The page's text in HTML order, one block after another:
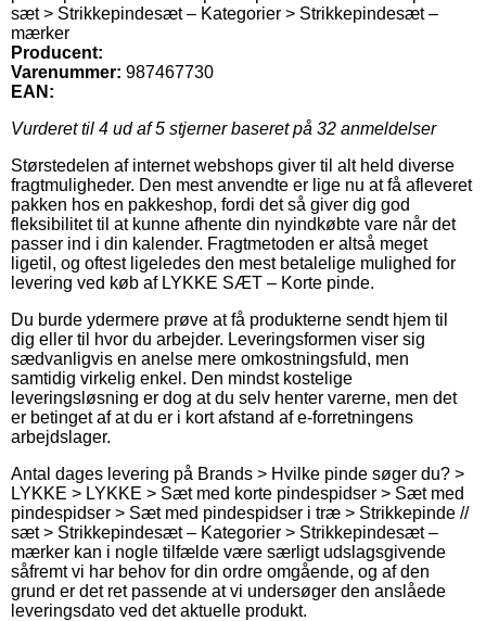
sæt > Strikkepindesæt – Kategorier > Strikkepindesæt –
mærker
Producent:
Varenummer: 987467730
EAN:
Vurderet til 4 ud af 5 stjerner baseret på 32 anmeldelser
Størstedelen af internet webshops giver til alt held diverse
fragtmuligheder. Den mest anvendte er lige nu at få afleveret
pakken hos en pakkeshop, fordi det så giver dig god
fleksibilitet til at kunne afhente din nyindkøbte vare når det
passer ind i din kalender. Fragtmetoden er altså meget
ligetil, og oftest ligeledes den mest betalelige mulighed for
levering ved køb af LYKKE SÆT – Korte pinde.
Du burde ydermere prøve at få produkterne sendt hjem til
dig eller til hvor du arbejder. Leveringsformen viser sig
sædvanligvis en anelse mere omkostningsfuld, men
samtidig virkelig enkel. Den mindst kostelige
leveringsløsning er dog at du selv henter varerne, men det
er betinget af at du er i kort afstand af e-forretningens
arbejdslager.
Antal dages levering på Brands > Hvilke pinde søger du? >
LYKKE > LYKKE > Sæt med korte pindespidser > Sæt med
pindespidser > Sæt med pindespidser i træ > Strikkepinde //
sæt > Strikkepindesæt – Kategorier > Strikkepindesæt –
mærker kan i nogle tilfælde være særligt udslagsgivende
såfremt vi har behov for din ordre omgående, og af den
grund er det ret passende at vi undersøger den anslåede
leveringsdato ved det aktuelle produkt.